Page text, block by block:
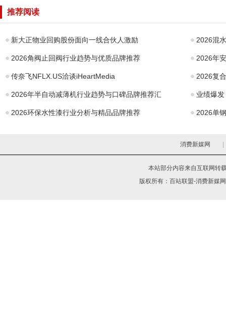
开展公益科普宣
传一起呵护“小心
药
推荐阅读
新大正物业回购股份面向一线合伙人激励 2026混
2026角阀止回阀行业趋势与优质品牌推荐 2026年
传奈飞NFLX.US洽谈iHeartMedia 2026复
2026年半自动减薄机行业趋势与口碑品牌推荐汇 业绩爆
2026环保水性漆行业分析与精品品牌推荐 2026单
消费新媒网
本站部分内容来自互联网转
版权所有： 百站联盟-消费新媒网